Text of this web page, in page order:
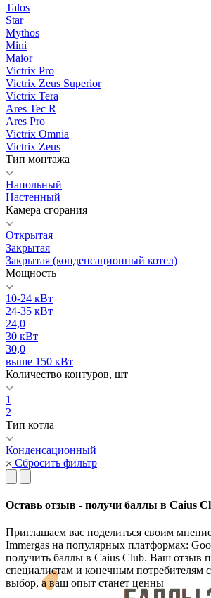
Talos
Star
Mythos
Mini
Maior
Victrix Pro
Victrix Zeus Superior
Victrix Tera
Ares Tec R
Ares Pro
Victrix Omnia
Victrix Zeus
Тип монтажа
Напольный
Настенный
Камера сгорания
Открытая
Закрытая
Закрытая (конденсационный котел)
Мощность
10-24 кВт
24-35 кВт
24,0
30 кВт
30,0
выше 150 кВт
Количество контуров, шт
1
2
Тип котла
Конденсационный
Сбросить фильтр
Оставь отзыв - получи баллы в Caius
Приглашаем вас поделиться своим
Immergas на популярных платформах:
получить баллы в Caius Club. Ваш отзыв
специалистам и конечным потребителям
выбор, а ваш опыт станет ценны